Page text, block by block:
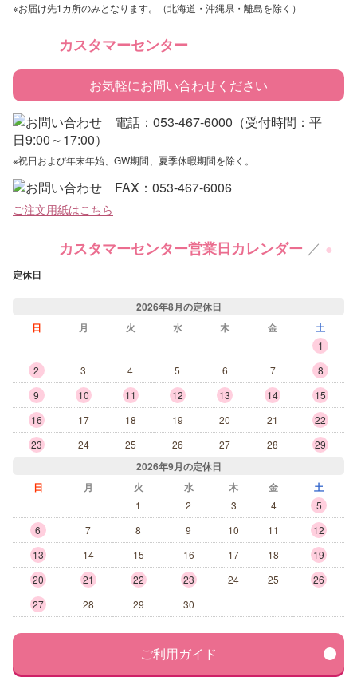
※お届け先1カ所のみとなります。（北海道・沖縄県・離島を除く）
カスタマーセンター
お気軽にお問い合わせください
※祝日および年末年始、GW期間、夏季休暇期間を除く。
ご注文用紙はこちら
カスタマーセンター営業日カレンダー ／ ●
定休日
2026年8月の定休日
日
月 火 水 木 金 土
1
2
3 4 5 6 7
8
9
10 11 12 13 14
15
16
17 18 19 20 21
22
23
24 25 26 27 28 29
2026年9月の定休日
日
月 火 水 木 金 土
1 2 3 4
5
6
7 8 9 10 11
12
13
14 15 16 17 18
19
20
21 22 23 24 25
26
27
28 29 30
ご利用ガイド